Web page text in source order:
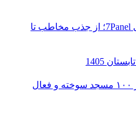
خدمات شبکه‌های اجتماعی 7Panel؛ از جذب مخاطب تا
1405
فیلم‌های جشنواره عمار در ۱۰۰ مسجد سوخته و فعال